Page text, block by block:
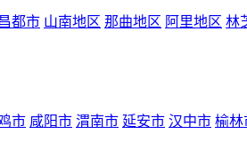
都市 山南地区 那曲地区 阿里地区 林
市 咸阳市 渭南市 延安市 汉中市 榆林